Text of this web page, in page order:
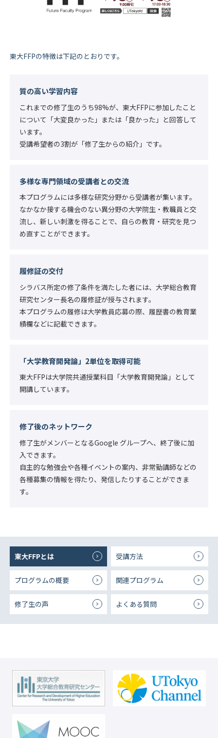
東大FFPの特徴は下記のとおりです。
質の高い学習内容
これまでの修了生のうち98%が、東大FFPに参加したこと
について「大変良かった」または「良かった」と回答して
います。
受講希望者の3割が「修了生からの紹介」です。
多様な専門領域の受講者との交流
本プログラムには多様な研究分野から受講者が集います。
なかなか接する機会のない異分野の大学院生・教職員と交
流し、新しい刺激を得ることで、自らの教育・研究を見つ
め直すことができます。
履修証の交付
シラバス所定の修了条件を満たした者には、大学総合教育
研究センター長名の履修証が授与されます。
本プログラムの履修は大学教員応募の際、履歴書の教育業
績欄などに記載できます。
「大学教育開発論」2単位を取得可能
東大FFPは大学院共通授業科目「大学教育開発論」として
開講しています。
修了後のネットワーク
修了生がメンバーとなるGoogle グループへ、終了後に加
入できます。
自主的な勉強会や各種イベントの案内、非常勤講師などの
各種募集の情報を得たり、発信したりすることができま
す。
東大FFPとは 受講方法
プログラムの概要 関連プログラム
修了生の声 よくある質問